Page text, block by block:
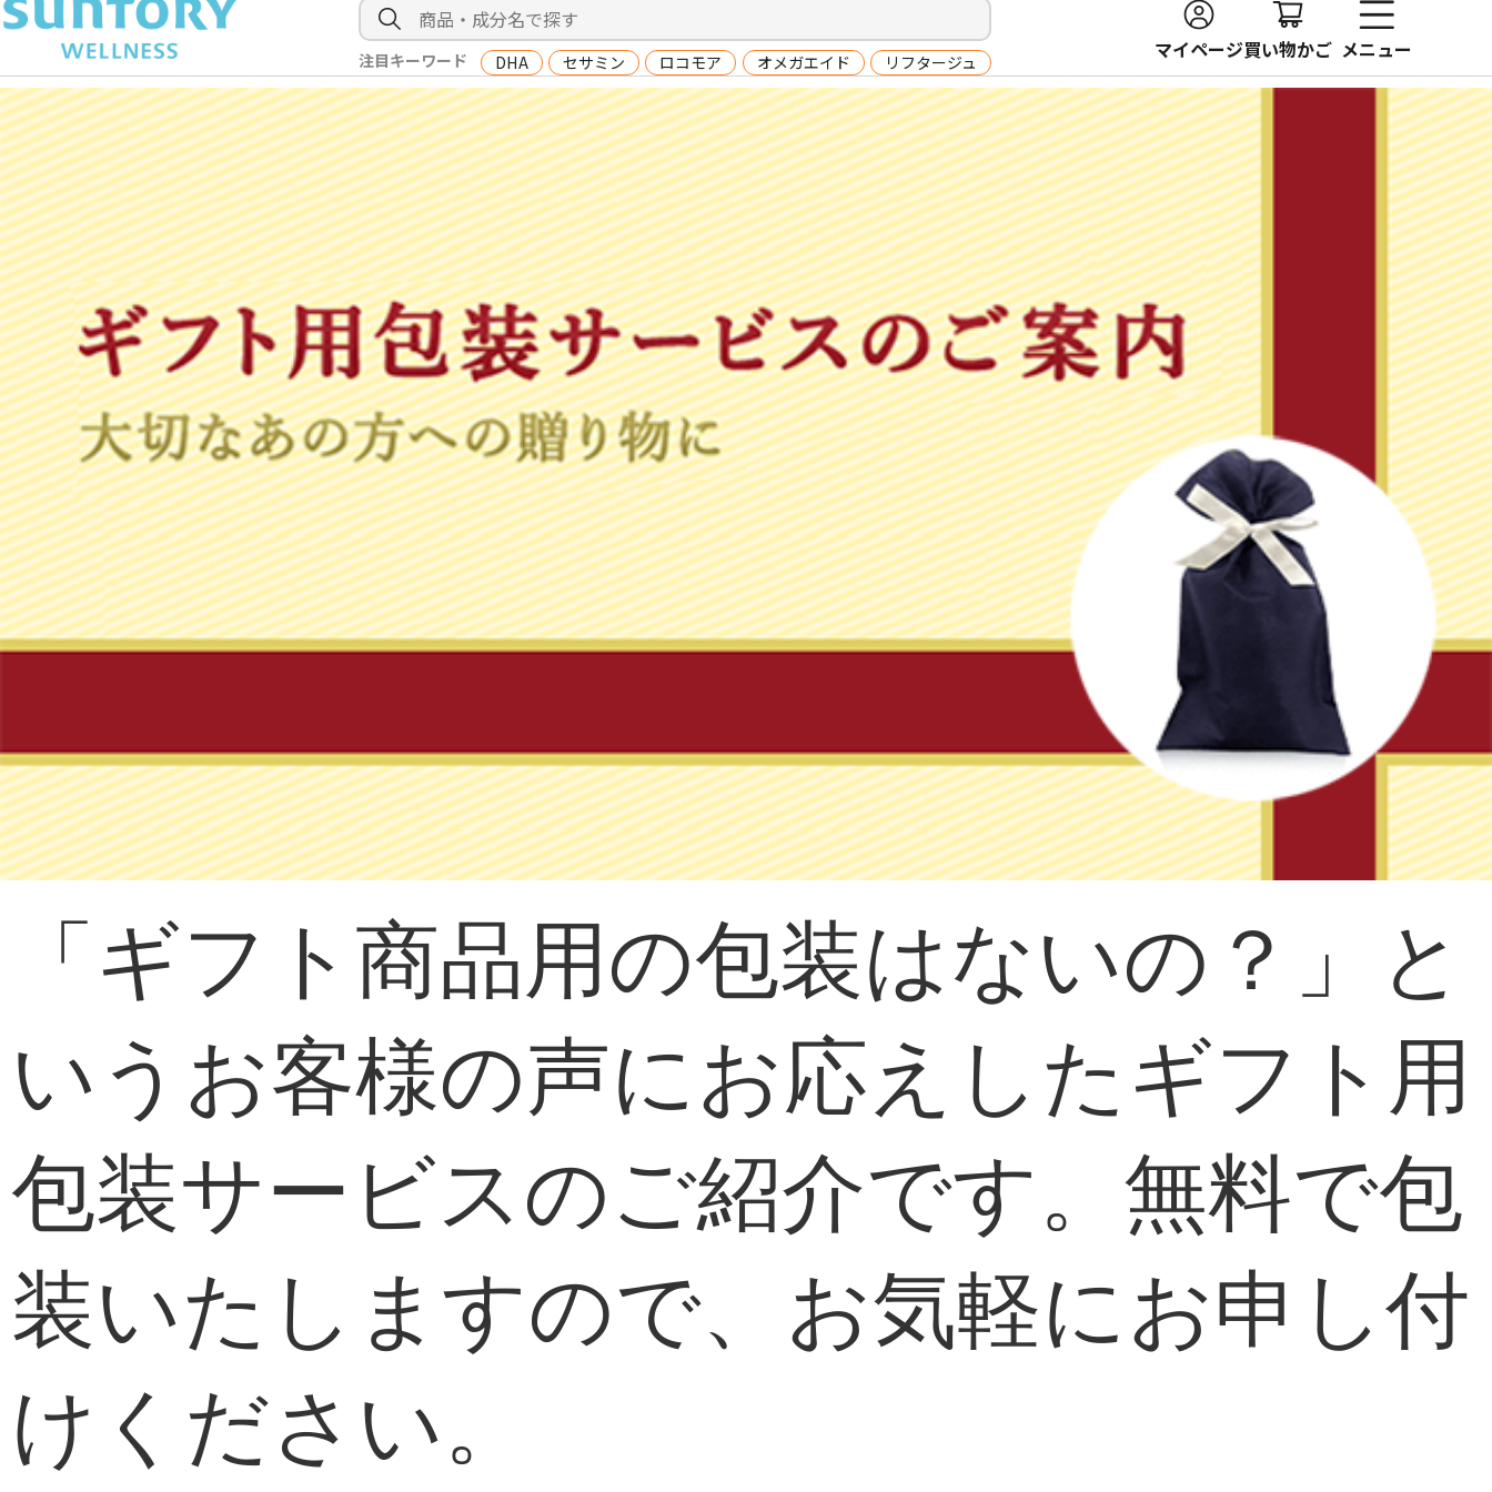
注目キーワード DHA セサミン ロコモア オメガエイド リフタージュ マイページ買い物かご メニュー
「ギフト商品用の包装はないの？」と
いうお客様の声にお応えしたギフト用
包装サービスのご紹介です。無料で包
装いたしますので、お気軽にお申し付
けください。